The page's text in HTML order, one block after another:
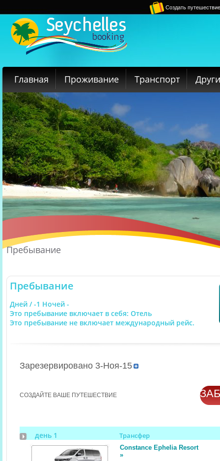
Создать
Главная Проживание Транспорт
Пребывание
Пребывание
Дней / -1 Ночей -
Это пребывание включает в себя: Отель
Это пребывание не включает международный рейс.
Зарезервировано 3-Ноя-15
СОЗДАЙТЕ ВАШЕ ПУТЕШЕСТВИЕ
день 1 Трансфер
Constance Ephelia Resort
»